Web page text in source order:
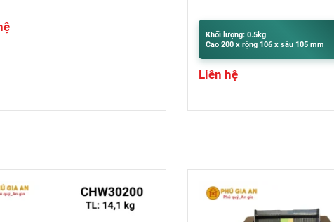
0.5kg
Khối lượng: 9.5kg
Cao 400 x rộng 300 x sâu 320 mm
Liên hệ